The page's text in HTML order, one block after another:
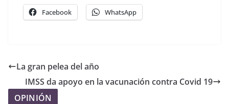
Facebook WhatsApp
La gran pelea del año
IMSS da apoyo en la vacunación contra Covid 19
OPINIÓN